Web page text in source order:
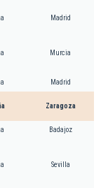
Madrid
Murcia
Madrid
Zaragoza
Badajoz
Sevilla